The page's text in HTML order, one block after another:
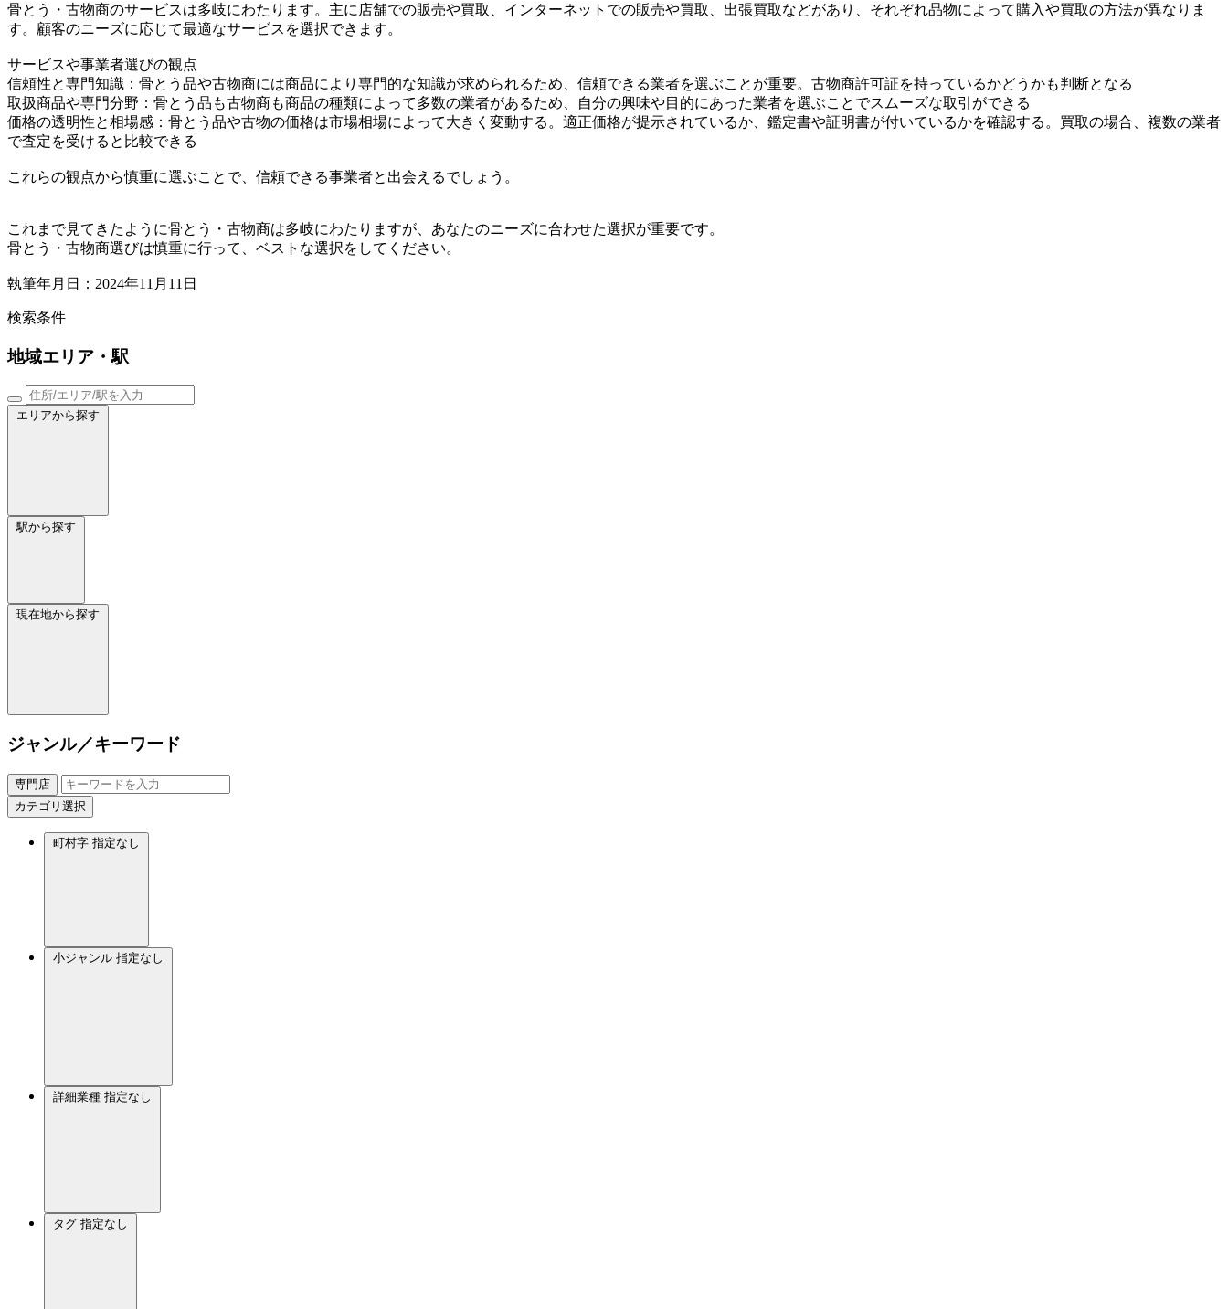
骨とう・古物商のサービスは多岐にわたります。主に店舗での販売や買取、インターネットでの販売や買取、出張買取などがあり、それぞれ品物によって購入や買取の方法が異なりま
す。顧客のニーズに応じて最適なサービスを選択できます。
サービスや事業者選びの観点
信頼性と専門知識：骨とう品や古物商には商品により専門的な知識が求められるため、信頼できる業者を選ぶことが重要。古物商許可証を持っているかどうかも判断となる
取扱商品や専門分野：骨とう品も古物商も商品の種類によって多数の業者があるため、自分の興味や目的にあった業者を選ぶことでスムーズな取引ができる
価格の透明性と相場感：骨とう品や古物の価格は市場相場によって大きく変動する。適正価格が提示されているか、鑑定書や証明書が付いているかを確認する。買取の場合、複数の業者
で査定を受けると比較できる
これらの観点から慎重に選ぶことで、信頼できる事業者と出会えるでしょう。
これまで見てきたように骨とう・古物商は多岐にわたりますが、あなたのニーズに合わせた選択が重要です。
骨とう・古物商選びは慎重に行って、ベストな選択をしてください。
執筆年月日：2024年11月11日
検索条件
地域エリア・駅
エリアから探す
駅から探す
現在地から探す
ジャンル／キーワード
専門店
カテゴリ選択
町村字 指定なし
小ジャンル 指定なし
詳細業種 指定なし
タグ 指定なし